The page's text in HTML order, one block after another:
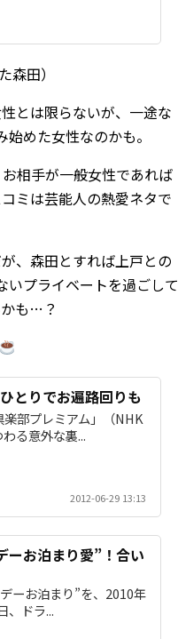
田）
とは限らないが、一途な
めた女性なのかも。
相手が一般女性であれば
ミは芸能人の熱愛ネタで
、森田とすれば上戸との
プライベートを過ごして
も…？
とりでお遍路回りも
部プレミアム」（NHK
る意外な裏...
2012-06-29 13:13
ーお泊まり愛”！合い
ーお泊まり”を、2010年
、ドラ...